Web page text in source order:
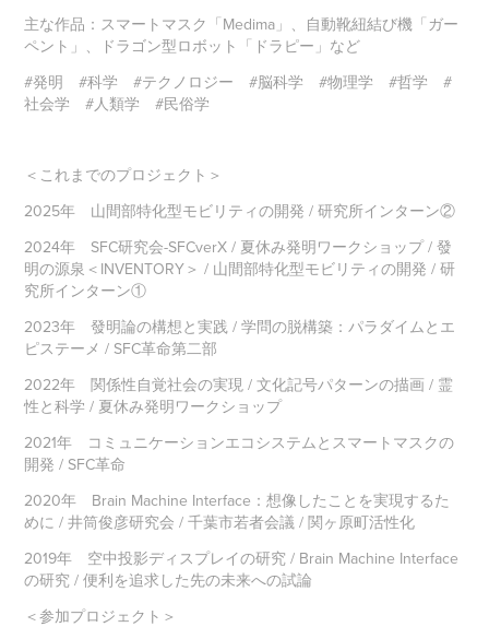
主な作品：スマートマスク「Medima」、自動靴紐結び機「ガー
ペント」、ドラゴン型ロボット「ドラピー」など
#発明 #科学 #テクノロジー #脳科学 #物理学 #哲学 #
社会学 #人類学 #民俗学
＜これまでのプロジェクト＞
2025年 山間部特化型モビリティの開発 / 研究所インターン②
2024年 SFC研究会-SFCverX / 夏休み発明ワークショップ / 發
明の源泉＜INVENTORY＞ / 山間部特化型モビリティの開発 / 研
究所インターン①
2023年 發明論の構想と実践 / 学問の脱構築：パラダイムとエ
ピステーメ / SFC革命第二部
2022年 関係性自覚社会の実現 / 文化記号パターンの描画 / 霊
性と科学 / 夏休み発明ワークショップ
2021年 コミュニケーションエコシステムとスマートマスクの
開発 / SFC革命
2020年 Brain Machine Interface：想像したことを実現するた
めに / 井筒俊彦研究会 / 千葉市若者会議 / 関ヶ原町活性化
2019年 空中投影ディスプレイの研究 / Brain Machine Interface
の研究 / 便利を追求した先の未来への試論
＜参加プロジェクト＞